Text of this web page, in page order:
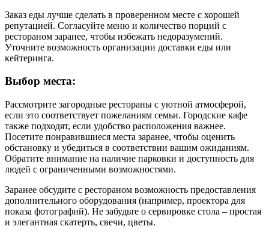
Заказ еды лучше сделать в проверенном месте с хорошей
репутацией. Согласуйте меню и количество порций с
рестораном заранее, чтобы избежать недоразумений.
Уточните возможность организации доставки еды или
кейтеринга.
Выбор места:
Рассмотрите загородные рестораны с уютной атмосферой,
если это соответствует пожеланиям семьи. Городские кафе
также подходят, если удобство расположения важнее.
Посетите понравившиеся места заранее, чтобы оценить
обстановку и убедиться в соответствии вашим ожиданиям.
Обратите внимание на наличие парковки и доступность для
людей с ограниченными возможностями.
Заранее обсудите с рестораном возможность предоставления
дополнительного оборудования (например, проектора для
показа фотографий). Не забудьте о сервировке стола – простая
и элегантная скатерть, свечи, цветы.